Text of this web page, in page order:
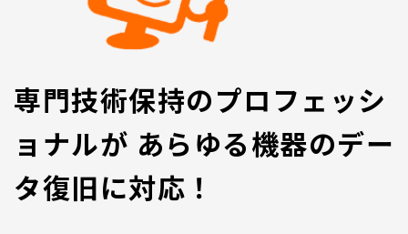
専門技術保持のプロフェッシ
ョナルが あらゆる機器のデー
タ復旧に対応！